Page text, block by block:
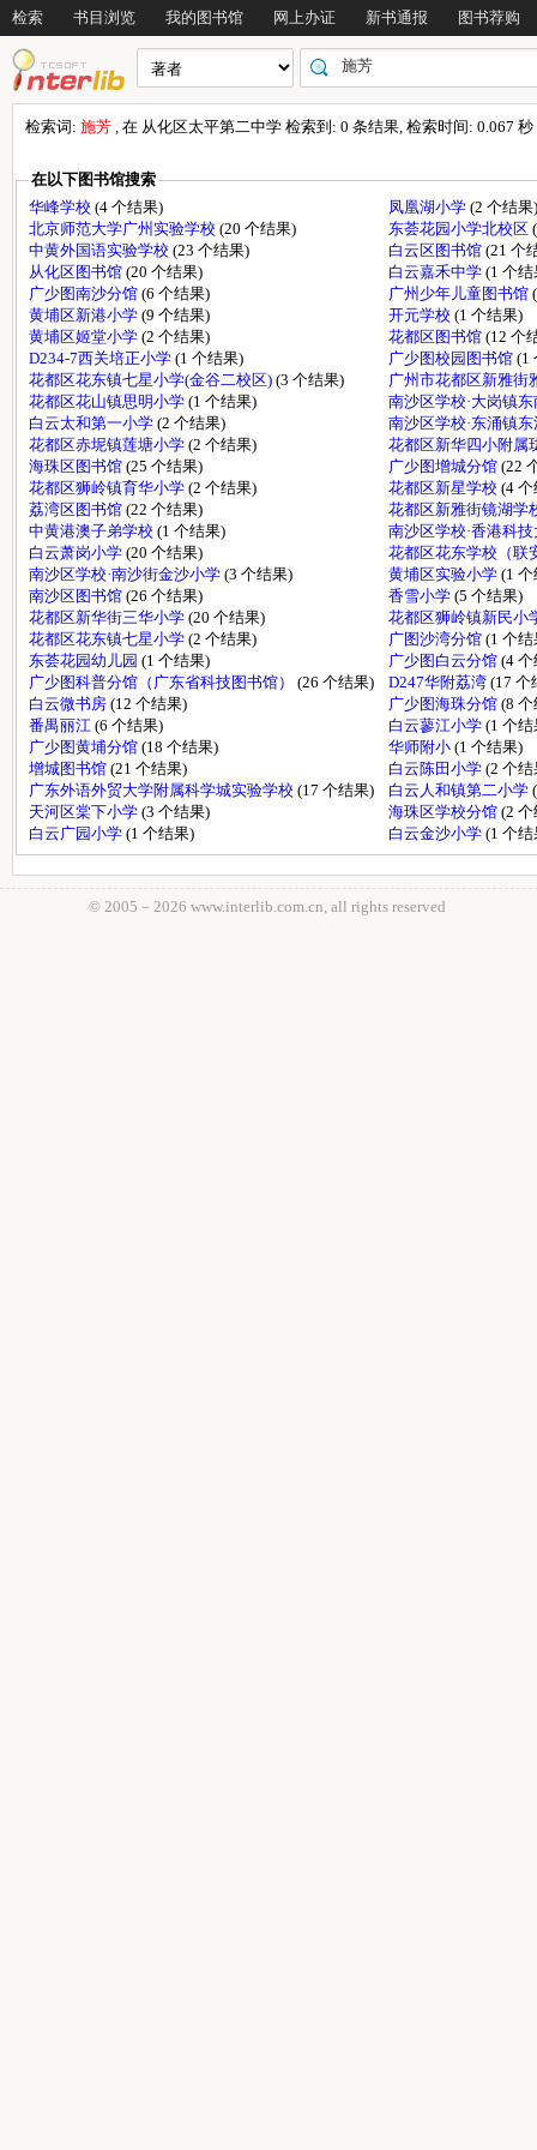
检索 书目浏览 我的图书馆 网上办证 新书通报 图书荐购
检索词: 施芳 , 在 从化区太平第二中学 检索到: 0 条结果, 检索时间: 0.067 秒
在以下图书馆搜索
华峰学校 (4 个结果) 凤凰湖小学 (2 个结果)
北京师范大学广州实验学校 (20 个结果) 东荟花园小学北校区
中黄外国语实验学校 (23 个结果) 白云区图书馆 (21 个
从化区图书馆 (20 个结果) 白云嘉禾中学 (1 个结
广少图南沙分馆 (6 个结果) 广州少年儿童图书馆
黄埔区新港小学 (9 个结果) 开元学校 (1 个结果)
黄埔区姬堂小学 (2 个结果) 花都区图书馆 (12 个
D234-7西关培正小学 (1 个结果) 广少图校园图书馆 (1
花都区花东镇七星小学(金谷二校区) (3 个结果)
广州市花都区新雅街
花都区花山镇思明小学 (1 个结果)
南沙区学校·大岗镇
白云太和第一小学 (2 个结果)
南沙区学校·东涌镇
花都区赤坭镇莲塘小学 (2 个结果)
花都区新华四小附属
海珠区图书馆 (25 个结果) 广少图增城分馆 (22
花都区狮岭镇育华小学 (2 个结果) 花都区新星学校 (4
荔湾区图书馆 (22 个结果)
花都区新雅街镜湖学
中黄港澳子弟学校 (1 个结果)
南沙区学校·香港科
白云萧岗小学 (20 个结果)
花都区花东学校（联
南沙区学校·南沙街金沙小学 (3 个结果) 黄埔区实验小学 (1
南沙区图书馆 (26 个结果) 香雪小学 (5 个结果)
花都区新华街三华小学 (20 个结果)
花都区狮岭镇新民小
花都区花东镇七星小学 (2 个结果) 广图沙湾分馆 (1 个结
东荟花园幼儿园 (1 个结果) 广少图白云分馆 (4
广少图科普分馆（广东省科技图书馆） (26 个结果) D247华附荔湾 (17 个
白云微书房 (12 个结果) 广少图海珠分馆 (8
番禺丽江 (6 个结果) 白云蓼江小学 (1 个结
广少图黄埔分馆 (18 个结果) 华师附小 (1 个结果)
增城图书馆 (21 个结果) 白云陈田小学 (2 个结
广东外语外贸大学附属科学城实验学校 (17 个结果) 白云人和镇第二小学
天河区棠下小学 (3 个结果) 海珠区学校分馆 (2
白云广园小学 (1 个结果) 白云金沙小学 (1 个结
© 2005－ 2026 www.interlib.com.cn, all rights reserved